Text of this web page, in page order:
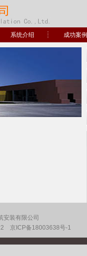
系统介绍 成功案例
安装有限公司
京ICP备18003638号-1